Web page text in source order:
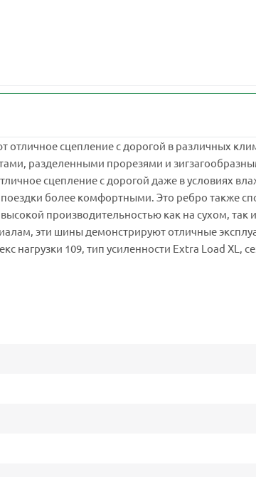
сцепление с дорогой в различных
разделенными прорезями и
сцепление с дорогой даже в условиях
более комфортными. Это ребро также
производительностью как на сухом, так
эти шины демонстрируют отличные
нагрузки 109, тип усиленности Extra Load XL,